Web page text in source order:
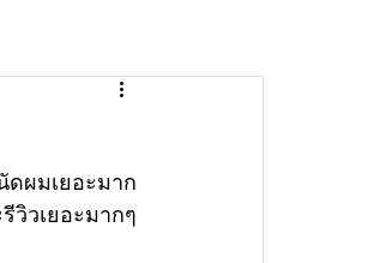
ดผมเยอะมาก
วิวเยอะมากๆ